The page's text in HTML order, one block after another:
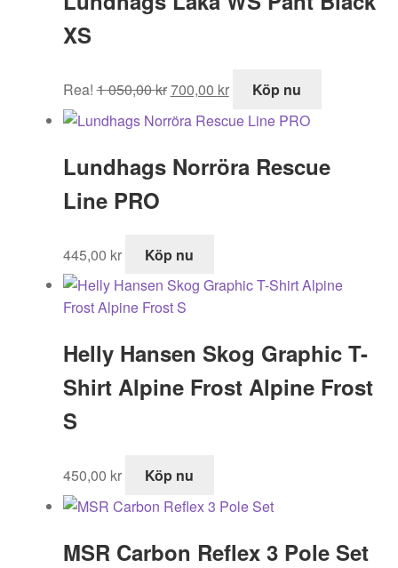
XS
Rea! 1 050,00kr
ursprungliga
priset
1
700,00 kr
nuvarande
priset
700,00 kr.
Köp nu
Lundhags Norröra Rescue
Line PRO
445,00 kr Köp nu
Helly Hansen Skog Graphic T-
Shirt Alpine Frost Alpine Frost
S
450,00 kr Köp nu
MSR Carbon Reflex 3 Pole Set